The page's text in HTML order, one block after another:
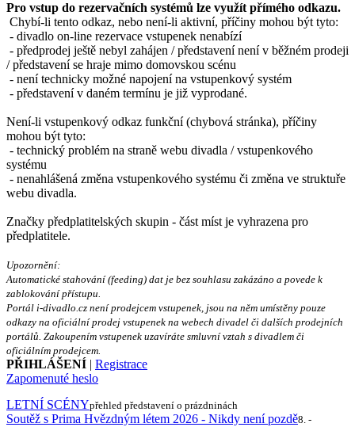
Pro vstup do rezervačních systémů lze využít přímého odkazu.
Chybí-li tento odkaz, nebo není-li aktivní, příčiny mohou být tyto:
- divadlo on-line rezervace vstupenek nenabízí
- předprodej ještě nebyl zahájen / představení není v běžném prodeji
/ představení se hraje mimo domovskou scénu
- není technicky možné napojení na vstupenkový systém
- představení v daném termínu je již vyprodané.
Není-li vstupenkový odkaz funkční (chybová stránka), příčiny
mohou být tyto:
- technický problém na straně webu divadla / vstupenkového
systému
- nenahlášená změna vstupenkového systému či změna ve struktuře
webu divadla.
Značky předplatitelských skupin - část míst je vyhrazena pro
předplatitele.
Upozornění:
Automatické stahování (feeding) dat je bez souhlasu zakázáno a povede k
zablokování přístupu.
Portál i-divadlo.cz není prodejcem vstupenek, jsou na něm umístěny pouze
odkazy na oficiální prodej vstupenek na webech divadel či dalších prodejních
portálů. Zakoupením vstupenek uzavíráte smluvní vztah s divadlem či
oficiálním prodejcem.
PŘIHLÁŠENÍ
Registrace
Zapomenuté heslo
LETNÍ SCÉNYpřehled představení o prázdninách
Soutěž s Prima Hvězdným létem 2026 - Nikdy není pozdě8. -